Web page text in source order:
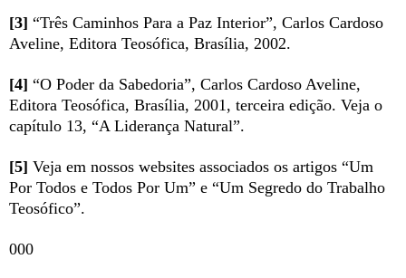
[3] “Três Caminhos Para a Paz Interior”, Carlos Cardoso
Aveline, Editora Teosófica, Brasília, 2002.
[4] “O Poder da Sabedoria”, Carlos Cardoso Aveline,
Editora Teosófica, Brasília, 2001, terceira edição. Veja o
capítulo 13, “A Liderança Natural”.
[5] Veja em nossos websites associados os artigos “Um
Por Todos e Todos Por Um” e “Um Segredo do Trabalho
Teosófico”.
000